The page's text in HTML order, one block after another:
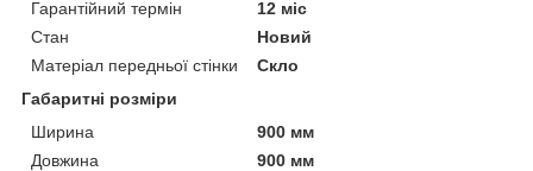
Гарантійний термін
12 міс
Стан
Новий
Матеріал передньої стінки
Скло
Габаритні розміри
Ширина
900 мм
Довжина
900 мм